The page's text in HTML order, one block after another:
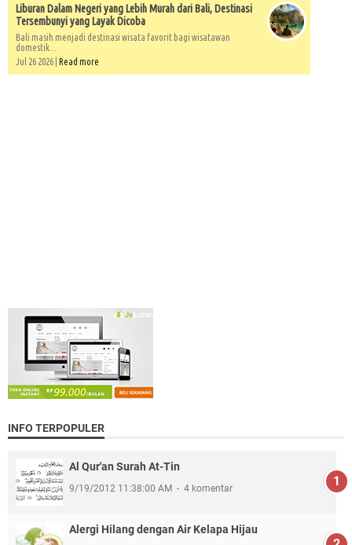
Liburan Dalam Negeri yang Lebih Murah dari Bali, Destinasi
Tersembunyi yang Layak Dicoba
Bali masih menjadi destinasi wisata favorit bagi wisatawan
domestik...
Jul 26 2026 | Read more
INFO TERPOPULER
Al Qur'an Surah At-Tin
9/19/2012 11:38:00 AM 4 komentar
Alergi Hilang dengan Air Kelapa Hijau